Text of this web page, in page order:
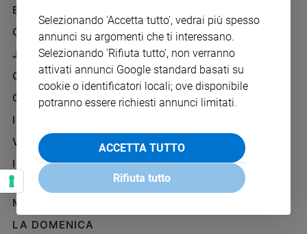
Santi
e
fede
Santo
giorno
Società
e
valori
EDIZIONI SAN PAOLO
CREDERE
JESUS
GBABY
G-WEB
I LOVE ENGLISH JUNIOR
VITA PASTORALE
IL COOPERATORE
PAOLINO
MARIA CON TE
LA DOMENICA
Selezionando 'Accetta tutto', vedrai più spesso
annunci su argomenti che ti interessano.
Selezionando 'Rifiuta tutto', non verranno
attivati annunci Google standard basati su
cookie o identificatori locali; ove disponibile
potranno essere richiesti annunci limitati.
ACCETTA TUTTO
Rifiuta tutto